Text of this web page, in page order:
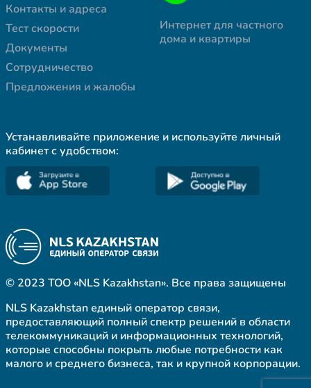
Контакты и адреса
Тест скорости
Документы
Сотрудничество
Предложения и жалобы
Интернет для частного
дома и квартиры
Устанавливайте приложение и используйте личный
кабинет с удобством:
© 2023 ТОО «NLS Kazakhstan». Все права защищены
NLS Kazakhstan единый оператор связи,
предоставляющий полный спектр решений в области
телекоммуникаций и информационных технологий,
которые способны покрыть любые потребности как
малого и среднего бизнеса, так и крупной корпорации.